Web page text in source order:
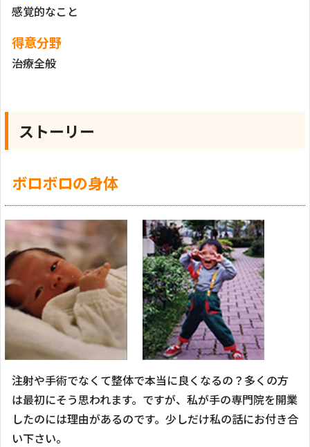
感覚的なこと
得意分野
治療全般
ストーリー
ボロボロの身体
注射や手術でなくて整体で本当に良くなるの？多くの方
は最初にそう思われます。ですが、私が手の専門院を開業
したのには理由があるのです。少しだけ私の話にお付き合
い下さい。